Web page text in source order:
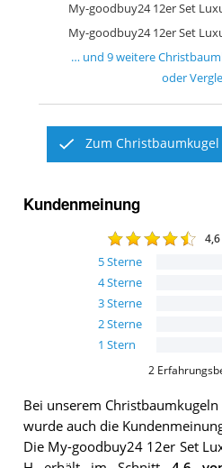
… und9weitere
oder
Zum Christbaumkugel
Kundenmeinung
4,6
5Sterne
4Sterne
3Sterne
2Sterne
1 Stern
2
Bei unserem Christbaumkugeln
wurde auch die
Die My-goodbuy24 12er Set